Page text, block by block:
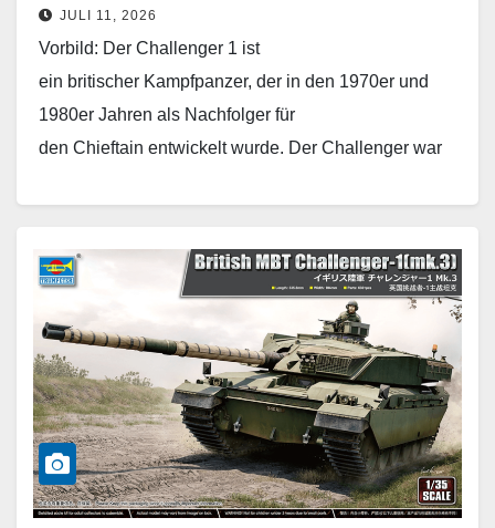
JULI 11, 2026
Vorbild: Der Challenger 1 ist
ein britischer Kampfpanzer, der in den 1970er und
1980er Jahren als Nachfolger für
den Chieftain entwickelt wurde. Der Challenger war
Weiterlesen